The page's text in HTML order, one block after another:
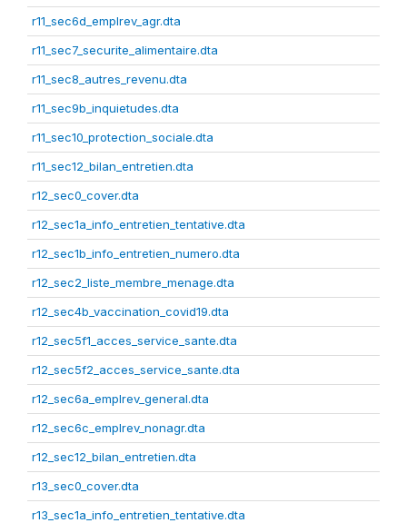
r11_sec6d_emplrev_agr.dta
r11_sec7_securite_alimentaire.dta
r11_sec8_autres_revenu.dta
r11_sec9b_inquietudes.dta
r11_sec10_protection_sociale.dta
r11_sec12_bilan_entretien.dta
r12_sec0_cover.dta
r12_sec1a_info_entretien_tentative.dta
r12_sec1b_info_entretien_numero.dta
r12_sec2_liste_membre_menage.dta
r12_sec4b_vaccination_covid19.dta
r12_sec5f1_acces_service_sante.dta
r12_sec5f2_acces_service_sante.dta
r12_sec6a_emplrev_general.dta
r12_sec6c_emplrev_nonagr.dta
r12_sec12_bilan_entretien.dta
r13_sec0_cover.dta
r13_sec1a_info_entretien_tentative.dta